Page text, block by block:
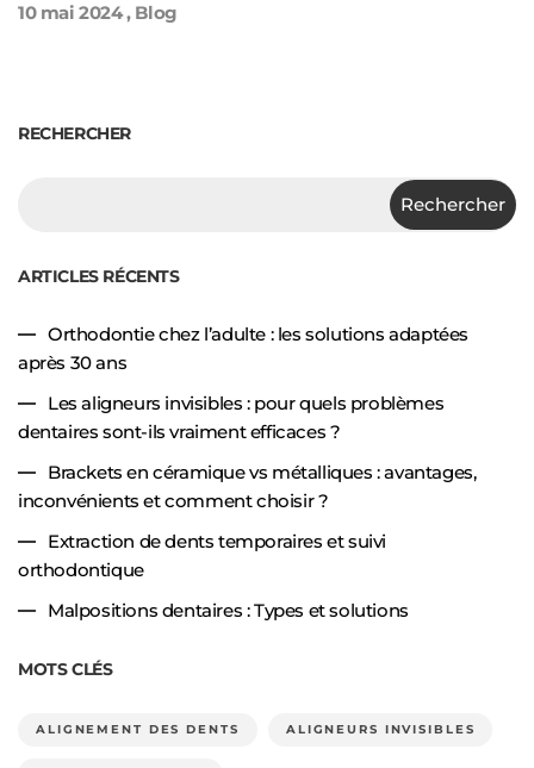
10 mai 2024, Blog
RECHERCHER
Rechercher
ARTICLES RÉCENTS
Orthodontie chez l’adulte : les solutions adaptées
après 30 ans
Les aligneurs invisibles : pour quels problèmes
dentaires sont-ils vraiment efficaces ?
Brackets en céramique vs métalliques : avantages,
inconvénients et comment choisir ?
Extraction de dents temporaires et suivi
orthodontique
Malpositions dentaires : Types et solutions
MOTS CLÉS
ALIGNEMENT DES DENTS ALIGNEURS INVISIBLES